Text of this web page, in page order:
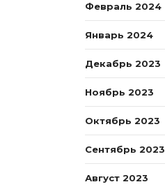
Февраль 2024
Январь 2024
Декабрь 2023
Ноябрь 2023
Октябрь 2023
Сентябрь 2023
Август 2023